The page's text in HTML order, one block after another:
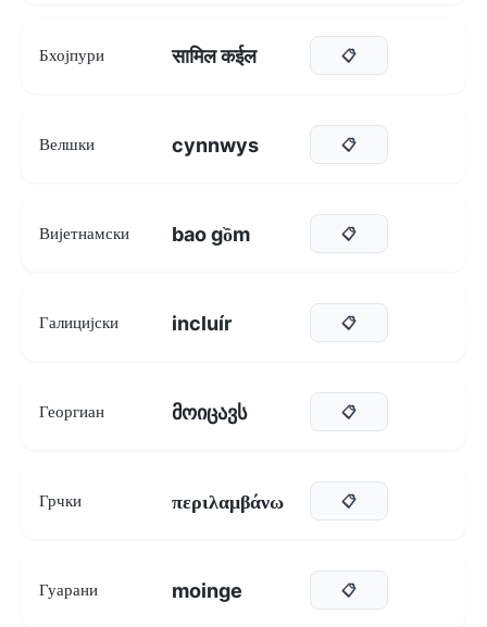
Бхојпури सामिल कईल 📋
Велшки cynnwys 📋
Вијетнамски bao gồm 📋
Галицијски incluír 📋
Георгиан მოიცავს 📋
Грчки περιλαμβάνω 📋
Гуарани moinge 📋